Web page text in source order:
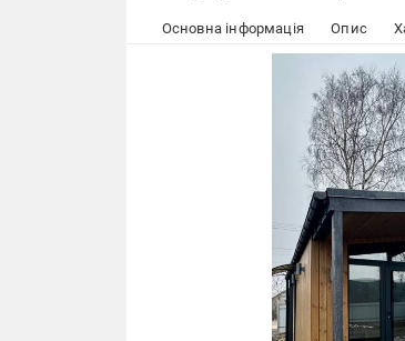
Основна інформація Опис